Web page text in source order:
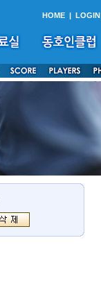
HOME | LOGIN